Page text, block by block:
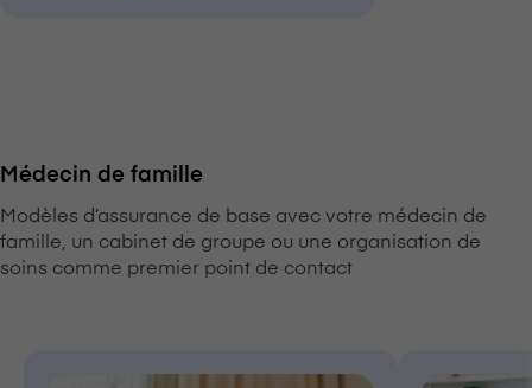
Médecin de famille
Modèles d’assurance de base avec votre médecin de
famille, un cabinet de groupe ou une organisation de
soins comme premier point de contact